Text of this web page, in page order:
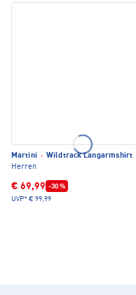
Martini · Wildtrack Langarmshirt
Herren
€ 69,99 -30 %
UVP* € 99,99